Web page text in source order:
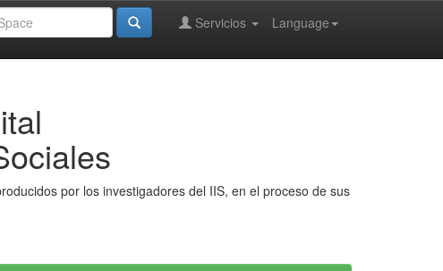
Language
Servicios
por los investigadores del IIS, en el proceso de sus